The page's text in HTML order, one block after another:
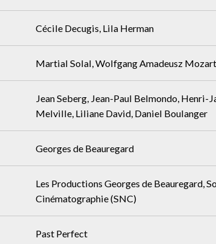
Cécile Decugis, Lila Herman
Martial Solal, Wolfgang Amadeusz Mozart
Jean Seberg, Jean-Paul Belmondo, Henri-
Melville, Liliane David, Daniel Boulanger
Georges de Beauregard
Les Productions Georges de Beauregard,
Cinématographie (SNC)
Past Perfect